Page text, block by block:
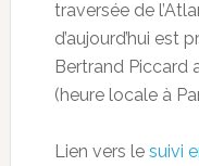
traversée de
d’aujourd’hui est
Bertrand Piccard
(heure locale à
Lien vers le suivi